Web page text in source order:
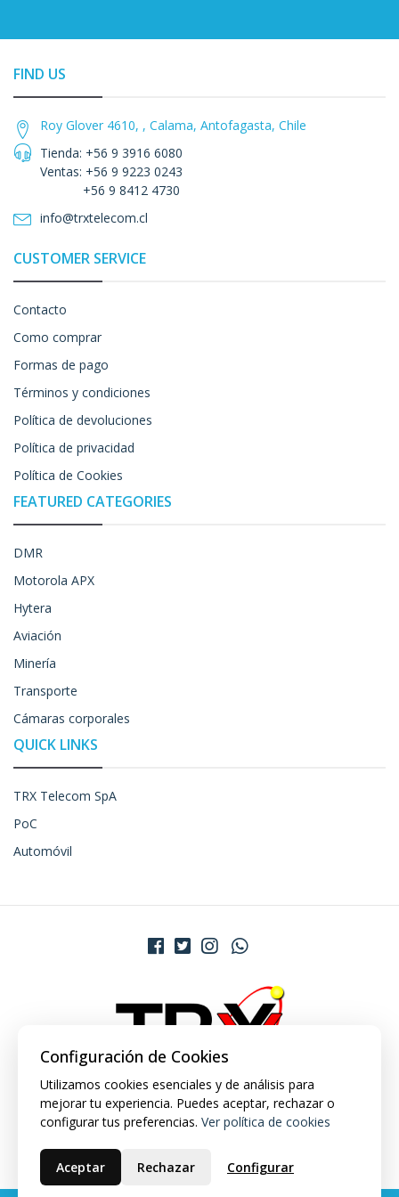
FIND US
Roy Glover 4610, , Calama, Antofagasta, Chile
Tienda: +56 9 3916 6080
Ventas: +56 9 9223 0243
+56 9 8412 4730
info@trxtelecom.cl
CUSTOMER SERVICE
Contacto
Como comprar
Formas de pago
Términos y condiciones
Política de devoluciones
Política de privacidad
Política de Cookies
FEATURED CATEGORIES
DMR
Motorola APX
Hytera
Aviación
Minería
Transporte
Cámaras corporales
QUICK LINKS
TRX Telecom SpA
PoC
Automóvil
Configuración de Cookies
Utilizamos cookies esenciales y de análisis para
mejorar tu experiencia. Puedes aceptar, rechazar o
configurar tus preferencias. Ver política de cookies
Aceptar Rechazar Configurar